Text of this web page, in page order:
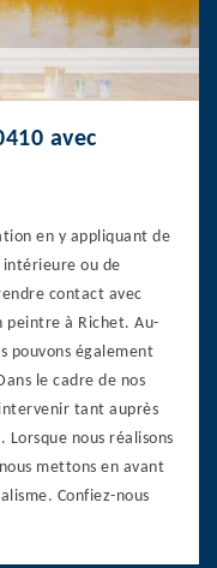
avec
en y appliquant de
intérieure ou de
contact avec
à Richet. Au-
pouvons également
le cadre de nos
tant auprès
Lorsque nous réalisons
mettons en avant
Confiez-nous